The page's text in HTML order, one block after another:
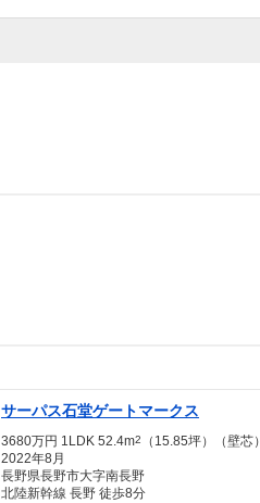
サーパス石堂ゲートマークス
3680万円 1LDK 52.4m2
（15.85坪）（壁芯）
2022年8月
長野県長野市大字南長野
北陸新幹線 長野 徒歩8分